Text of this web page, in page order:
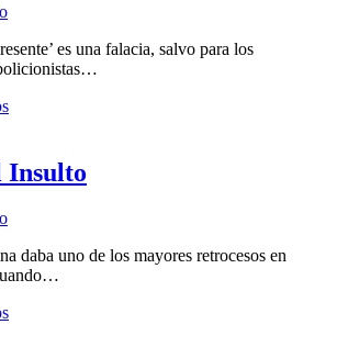
es una falacia, salvo para los
Insulto
daba uno de los mayores retrocesos en